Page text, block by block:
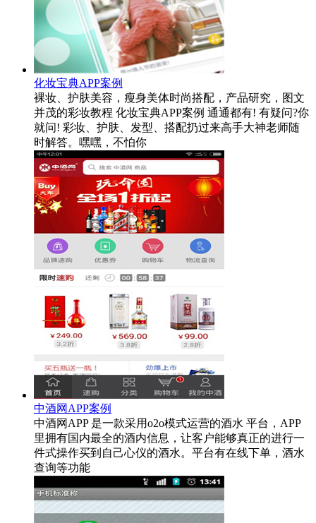
化妆宝典APP案例
裸妆、护肤美容，瘦身美体时尚搭配，产品研究，图文
并茂的彩妆教程 化妆宝典APP案例 通通都有! 有疑问?你
就问! 彩妆、护肤、发型、搭配扔过来高手大神老师随
时解答。嘿嘿，不怕你
中酒网APP案例
中酒网APP 是一款采用o2o模式运营的酒水 平台，APP
里拥有国内最全的酒内信息，让客户能够真正的进行一
件式操作买到自己心仪的酒水。平台有在线下单，酒水
查询等功能